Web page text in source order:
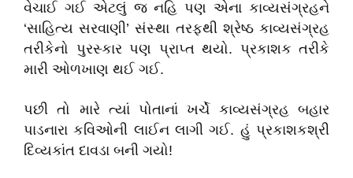
વેચાઈ ગઈ એટલું જ નહિ પણ એના કાવ્યસંગ્રહને
‘સાહિત્ય સરવાણી’ સંસ્થા તરફથી શ્રેષ્ઠ કાવ્યસંગ્રહ
તરીકેનો પુરસ્કાર પણ પ્રાપ્ત થયો. પ્રકાશક તરીકે
મારી ઓળખાણ થઈ ગઈ.
પછી તો મારે ત્યાં પોતાનાં ખર્ચે કાવ્યસંગ્રહ બહાર
પાડનારા કવિઓની લાઈન લાગી ગઈ. હું પ્રકાશકશ્રી
દિવ્યકાંત દાવડા બની ગયો!